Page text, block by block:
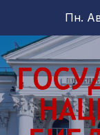
содержимому
Пн.